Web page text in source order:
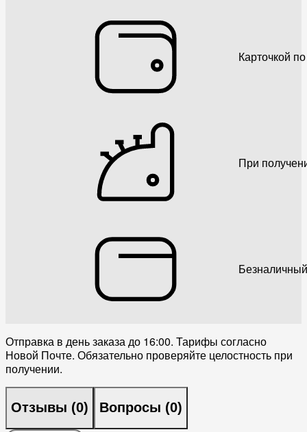
Карточкой
При
Отправка в день заказа до 16:00. Тарифы согласно
Новой Почте. Обязательно проверяйте целостность при
получении.
Отзывы (0) Вопросы (0)